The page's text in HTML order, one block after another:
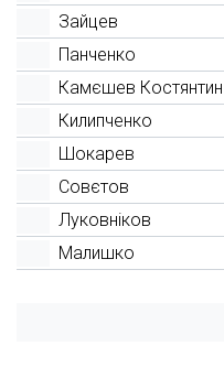
Зайцев
Панченко
Камєшев Костянтин
Килипченко
Шокарев
Совєтов
Луковніков
Малишко